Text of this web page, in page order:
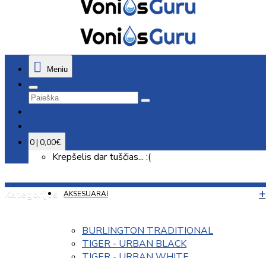
Meniu
0 | 0,00€
Krepšelis dar tuščias... :(
Kategorijos AKSESUARAI
BURLINGTON TRADITIONAL
TIGER - URBAN BLACK